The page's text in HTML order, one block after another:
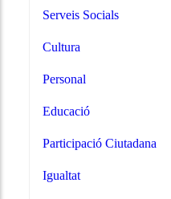
Serveis Socials
Cultura
Personal
Educació
Participació Ciutadana
Igualtat